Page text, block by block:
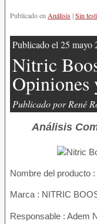
Publicado en Análisis|Sin
Publicado el 25 mayo
Nitric
Opiniones
Publicado por René
Análisis
Nombre del producto :
Marca : NITRIC
Responsable : Adem